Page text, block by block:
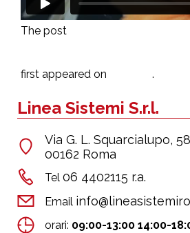
The post
first appeared on .
Linea Sistemi S.r.l.
Via G. L. Squarcialupo, 58
00162 Roma
Tel 06 4402115 r.a.
Email
orari: 09:00-13:00 14:00-